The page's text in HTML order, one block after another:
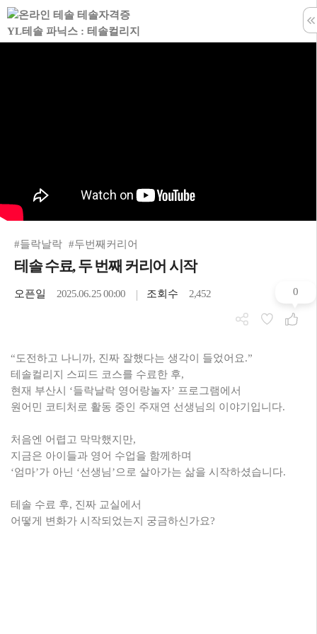
#들락날락 #두번째커리어
테솔 수료, 두 번째 커리어 시작
오픈일 2025.06.25 00:00 조회수 2,452 0
“도전하고 나니까, 진짜 잘했다는 생각이 들었어요.”
테솔컬리지 스피드 코스를 수료한 후,
현재 부산시 ‘들락날락 영어랑놀자’ 프로그램에서
원어민 코티처로 활동 중인 주재연 선생님의 이야기입니다.
처음엔 어렵고 막막했지만,
지금은 아이들과 영어 수업을 함께하며
‘엄마’가 아닌 ‘선생님’으로 살아가는 삶을 시작하셨습니다.
테솔 수료 후, 진짜 교실에서
어떻게 변화가 시작되었는지 궁금하신가요?
학습창 나